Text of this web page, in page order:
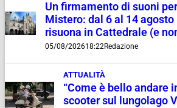
Un firmamento di suoni
Mistero: dal 6 al 14
risuona in Cattedrale (e
05/08/202618:22Redazione
ATTUALITÀ
“Come è bello andare
scooter sul lungolago